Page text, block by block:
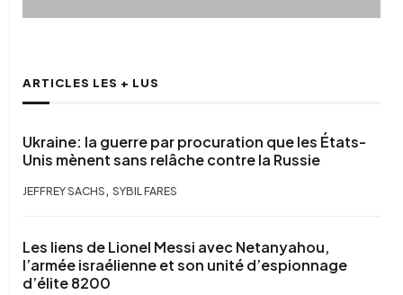
ARTICLES LES + LUS
Ukraine: la guerre par procuration que les États-
Unis mènent sans relâche contre la Russie
JEFFREY SACHS , SYBIL FARES
Les liens de Lionel Messi avec Netanyahou,
l’armée israélienne et son unité d’espionnage
d’élite 8200